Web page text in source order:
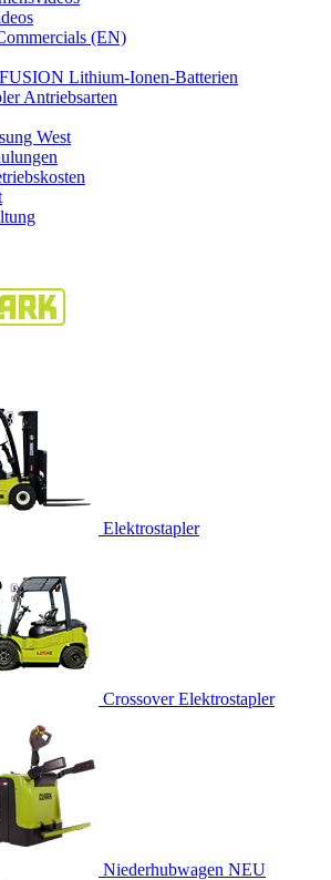
(EN)
Lithium-Ionen-Batterien
Antriebsarten
West
Elektrostapler
Crossover Elektrostapler
Niederhubwagen NEU